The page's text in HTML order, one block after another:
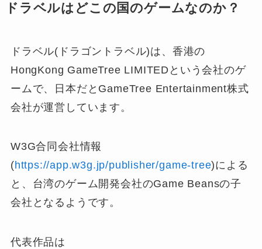
ドラベルはどこの国のゲームなのか？
ドラベル(ドラゴントラベル)は、香港の
HongKong GameTree LIMITEDという会社のゲ
ームで、日本だとGameTree Entertainment株式
会社が運営しています。
W3G合同会社情報
(https://app.w3g.jp/publisher/game-tree)による
と、台湾のゲーム開発会社のGame Beansの子
会社となるようです。
代表作品は